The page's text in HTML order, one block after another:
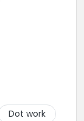
Dot work